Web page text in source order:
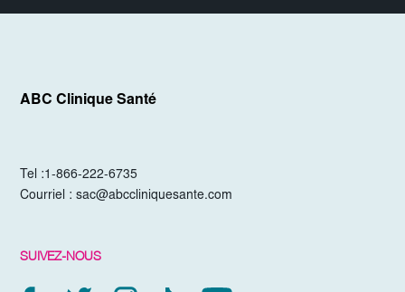
ABC Clinique Santé
Tel :1-866-222-6735
Courriel :sac@abccliniquesante.com
SUIVEZ-NOUS